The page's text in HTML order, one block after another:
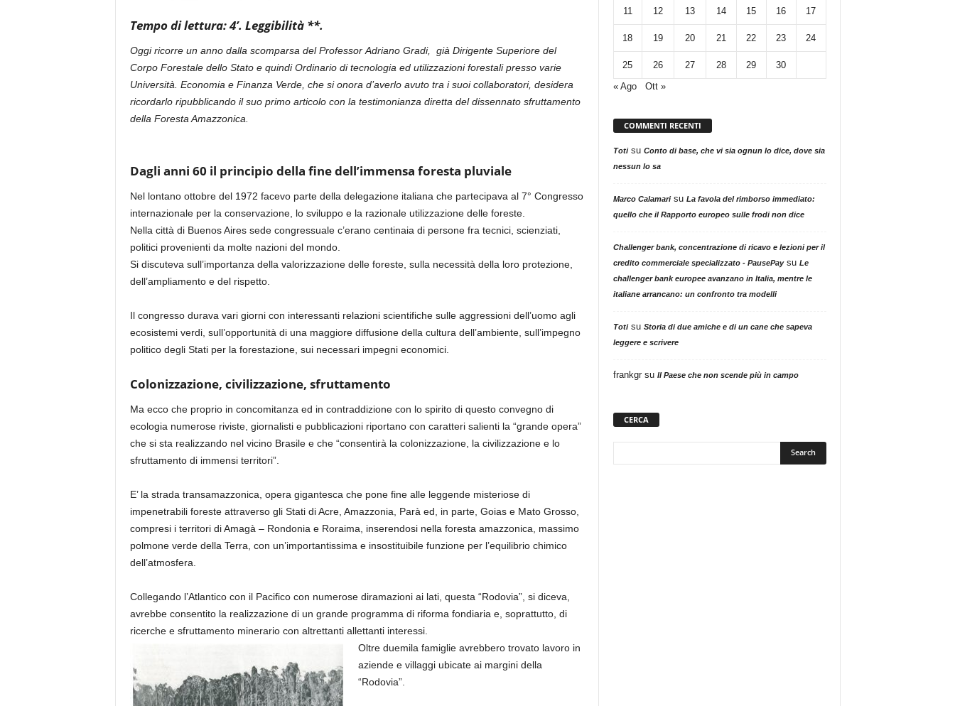
Tempo di lettura: 4’. Leggibilità **.
Oggi ricorre un anno dalla scomparsa del Professor Adriano Gradi,
già Dirigente Superiore del
Corpo Forestale dello Stato e quindi Ordinario di tecnologia ed utilizzazioni forestali presso varie
Università. Economia e Finanza Verde, che si onora d’averlo avuto tra i suoi collaboratori, desidera
ricordarlo ripubblicando il suo primo articolo con la testimonianza diretta del dissennato sfruttamento
della Foresta Amazzonica.
Dagli anni 60 il principio della fine dell’immensa foresta pluviale
Nel lontano ottobre del 1972 facevo parte della delegazione italiana che partecipava al 7° Congresso
internazionale per la conservazione, lo sviluppo e la razionale utilizzazione delle foreste.
Nella città di Buenos Aires sede congressuale c’erano centinaia di persone fra tecnici, scienziati,
politici provenienti da molte nazioni del mondo.
Si discuteva sull’importanza della valorizzazione delle foreste, sulla necessità della loro protezione,
dell’ampliamento e del rispetto.
Il congresso durava vari giorni con interessanti relazioni scientifiche sulle aggressioni dell’uomo agli
ecosistemi verdi, sull’opportunità di una maggiore diffusione della cultura dell’ambiente, sull’impegno
politico degli Stati per la forestazione, sui necessari impegni economici.
Colonizzazione, civilizzazione, sfruttamento
Ma ecco che proprio in concomitanza ed in contraddizione con lo spirito di questo convegno di
ecologia numerose riviste, giornalisti e pubblicazioni riportano con caratteri salienti la “grande opera”
che si sta realizzando nel vicino Brasile e che “consentirà la colonizzazione, la civilizzazione e lo
sfruttamento di immensi territori”.
E’ la strada transamazzonica, opera gigantesca che pone fine alle leggende misteriose di
impenetrabili foreste attraverso gli Stati di Acre, Amazzonia, Parà ed, in parte, Goias e Mato Grosso,
compresi i territori di Amagà – Rondonia e Roraima, inserendosi nella foresta amazzonica, massimo
polmone verde della Terra, con un’importantissima e insostituibile funzione per l’equilibrio chimico
dell’atmosfera.
Collegando l’Atlantico con il Pacifico con numerose diramazioni ai lati, questa “Rodovia”, si diceva,
avrebbe consentito la realizzazione di un grande programma di riforma fondiaria e, soprattutto, di
ricerche e sfruttamento minerario con altrettanti allettanti interessi.
Oltre duemila famiglie avrebbero trovato lavoro in
aziende e villaggi ubicate ai margini della
“Rodovia”.
11 12 13 14 15 16 17
18 19 20 21 22 23 24
25 26 27 28 29
30
« Ago
Ott »
COMMENTI RECENTI
Totisu Conto di base, che vi sia ognun lo dice, dove sia
nessun lo sa
Marco Calamarisu La favola del rimborso immediato:
quello che il Rapporto europeo sulle frodi non dice
Challenger bank, concentrazione di ricavo e lezioni per il
credito commerciale specializzato - PausePaysu Le
challenger bank europee avanzano in Italia, mentre le
italiane arrancano: un confronto tra modelli
Totisu Storia di due amiche e di un cane che sapeva
leggere e scrivere
frankgrsu Il Paese che non scende più in campo
CERCA